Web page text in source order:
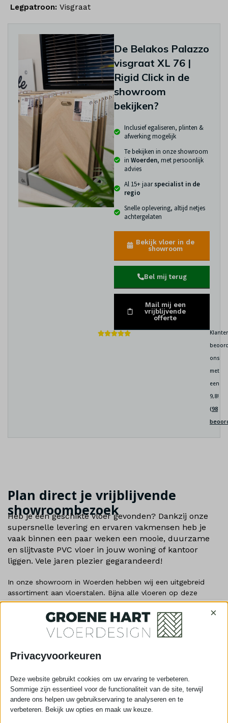
Legpatroon: Visgraat
De Belakos Palazzo
visgraat XL 76 |
Rigid Click in de
showroom
bekijken?
Inclusief egaliseren, plinten &
afwerking mogelijk
Te bekijken in onze showroom
in Woerden, met persoonlijk
advies
Al 15+ jaarspecialist in de
regio
Snelle oplevering, altijd netjes
achtergelaten
Bekijk vloer in de
showroom
Bel mij terug
Mail mij een
vrijblijvende
offerte
ons
met
een
9,8!
(98
Plan direct je vrijblijvende
showroombezoek
Heb je een geschikte vloer gevonden? Dankzij onze
supersnelle levering en ervaren vakmensen heb je
vaak binnen een paar weken een mooie, duurzame
en slijtvaste PVC vloer in jouw woning of kantoor
liggen. Vele jaren plezier gegarandeerd!
In onze showroom in Woerden hebben wij een uitgebreid
assortiment aan vloerstalen. Bijna alle vloeren op deze
website zijn ook in onze showroom te bezichtigen.
Wij zijn eenWoerdens bedrijf
Al 15+ jaar specialist in de regio
Tot25 jaar Garantie
Legservice
beschikbaar
Privacyvoorkeuren
×
Deze website gebruikt cookies om uw ervaring te verbeteren.
Sommige zijn essentieel voor de functionaliteit van de site, terwijl
andere ons helpen uw gebruikservaring te analyseren en te
verbeteren. Bekijk uw opties en maak uw keuze.